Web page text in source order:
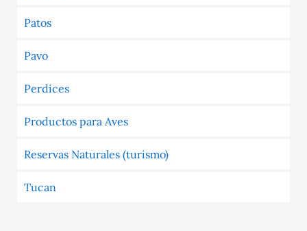
Patos
Pavo
Perdices
Productos para Aves
Reservas Naturales (turismo)
Tucan